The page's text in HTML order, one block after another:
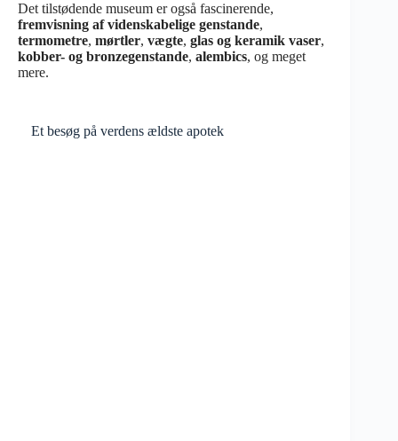
Det tilstødende museum er også fascinerende,
fremvisning af videnskabelige genstande,
termometre, mørtler, vægte, glas og keramik vaser,
kobber- og bronzegenstande, alembics, og meget
mere.
Et besøg på verdens ældste apotek